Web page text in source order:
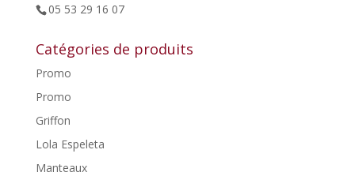
05 53 29 16 07
Catégories de produits
Promo
Promo
Griffon
Lola Espeleta
Manteaux